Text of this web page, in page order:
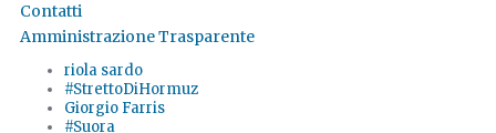
Contatti
Amministrazione Trasparente
riola sardo
#StrettoDiHormuz
Giorgio Farris
#Suora